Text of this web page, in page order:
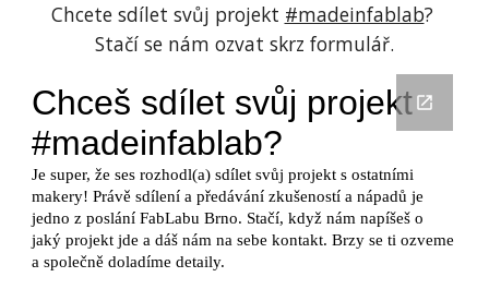
Chcete sdílet svůj projekt #madeinfablab?
Stačí se nám ozvat skrz formulář.